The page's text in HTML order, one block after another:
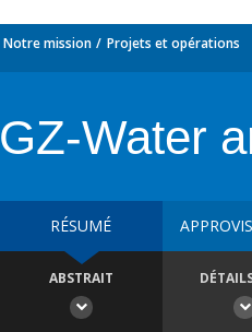
Notre mission Projets et opérations
GZ-Water
RÉSUMÉ
ABSTRAIT